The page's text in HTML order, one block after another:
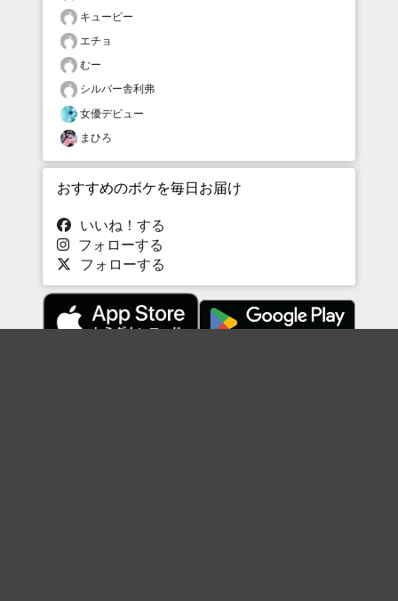
キューピー
エチョ
むー
シルバー舎利弗
女優デビュー
まひろ
おすすめのボケを毎日お届け
いいね！する
フォローする
フォローする